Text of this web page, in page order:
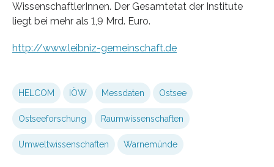
WissenschaftlerInnen. Der Gesamtetat der Institute
liegt bei mehr als 1,9 Mrd. Euro.
http://www.leibniz-gemeinschaft.de
HELCOM IÖW Messdaten Ostsee
Ostseeforschung Raumwissenschaften
Umweltwissenschaften Warnemünde